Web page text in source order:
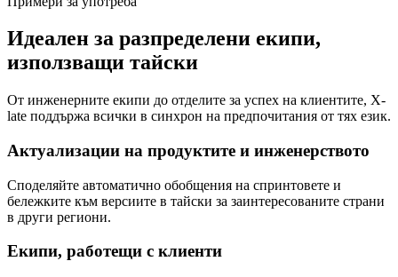
Идеален за разпределени екипи,
използващи тайски
От инженерните екипи до отделите за успех на клиентите, X-
late поддържа всички в синхрон на предпочитания от тях език.
Актуализации на продуктите и инженерството
Споделяйте автоматично обобщения на спринтовете и
бележките към версиите в тайски за заинтересованите страни
в други региони.
Екипи, работещи с клиенти